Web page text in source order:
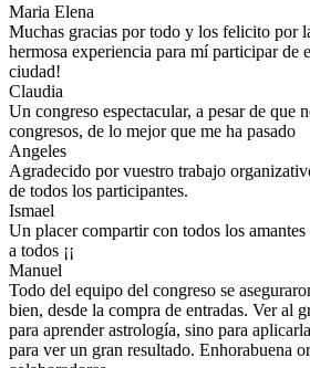
Maria Elena
Muchas gracias por todo y los felicito por
hermosa experiencia para mí participar de
ciudad!
Claudia
Un congreso espectacular, a pesar de que
congresos, de lo mejor que me ha pasado
Angeles
Agradecido por vuestro trabajo
de todos los participantes.
Ismael
Un placer compartir con todos los
a todos ¡¡
Manuel
Todo del equipo del congreso se
bien, desde la compra de entradas. Ver al
para aprender astrología, sino para
para ver un gran resultado. Enhorabuena